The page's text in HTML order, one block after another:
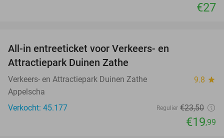
€27
All-in entreeticket voor Verkeers- en
Attractiepark Duinen Zathe
Verkeers- en Attractiepark Duinen Zathe 9.8 star
Appelscha
Verkocht: 45.177
Regulier €23,50
€19,99